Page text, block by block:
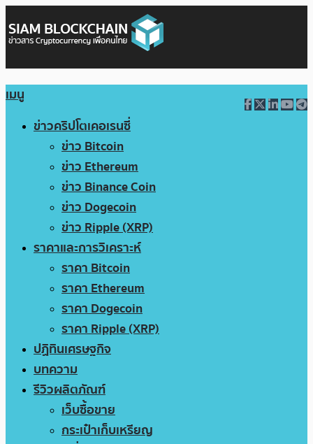
เมนู
ข่าวคริปโตเคอเรนซี่
ข่าว Bitcoin
ข่าว Ethereum
ข่าว Binance Coin
ข่าว Dogecoin
ข่าว Ripple (XRP)
ราคาและการวิเคราะห์
ราคา Bitcoin
ราคา Ethereum
ราคา Dogecoin
ราคา Ripple (XRP)
ปฏิทินเศรษฐกิจ
บทความ
รีวิวผลิตภัณฑ์
เว็บซื้อขาย
กระเป๋าเก็บเหรียญ